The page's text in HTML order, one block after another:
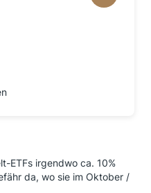
ETFs irgendwo ca. 10%
da, wo sie im Oktober /